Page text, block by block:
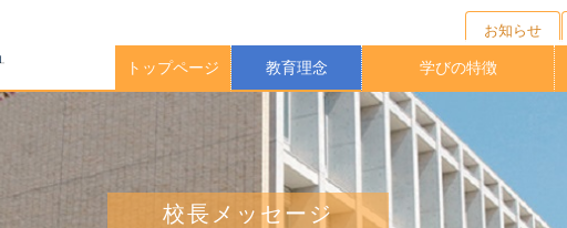
お知らせ
トップページ 教育理念
校長メッセージ
学びの特徴
中高一貫教育
教育課程
実践的英語力の育成
イングリッシュキャンプ
学期留学
アクティブラーニング
理科教育
進路指導
海外大学指定校制度
放課後クラブ
校長メッセージ